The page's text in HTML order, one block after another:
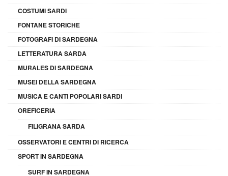
COSTUMI SARDI
FONTANE STORICHE
FOTOGRAFI DI SARDEGNA
LETTERATURA SARDA
MURALES DI SARDEGNA
MUSEI DELLA SARDEGNA
MUSICA E CANTI POPOLARI SARDI
OREFICERIA
FILIGRANA SARDA
OSSERVATORI E CENTRI DI RICERCA
SPORT IN SARDEGNA
SURF IN SARDEGNA